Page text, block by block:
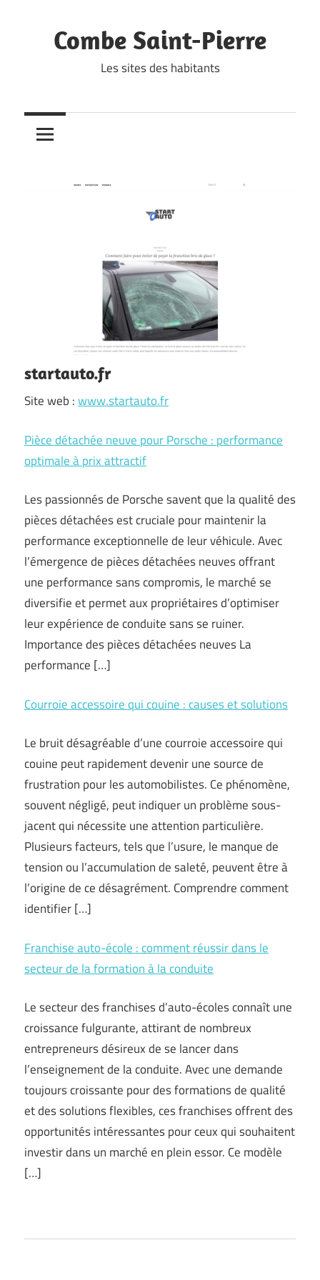
contentCombe Saint-Pierre
Les sites des habitants
startauto.fr
Site web :www.startauto.fr
Pièce détachée neuve pour Porsche : performance
optimale à prix attractif
Les passionnés de Porsche savent que la qualité des
pièces détachées est cruciale pour maintenir la
performance exceptionnelle de leur véhicule. Avec
l’émergence de pièces détachées neuves offrant
une performance sans compromis, le marché se
diversifie et permet aux propriétaires d’optimiser
leur expérience de conduite sans se ruiner.
Importance des pièces détachées neuves La
performance […]
Courroie accessoire qui couine : causes et solutions
Le bruit désagréable d’une courroie accessoire qui
couine peut rapidement devenir une source de
frustration pour les automobilistes. Ce phénomène,
souvent négligé, peut indiquer un problème sous-
jacent qui nécessite une attention particulière.
Plusieurs facteurs, tels que l’usure, le manque de
tension ou l’accumulation de saleté, peuvent être à
l’origine de ce désagrément. Comprendre comment
identifier […]
Franchise auto-école : comment réussir dans le
secteur de la formation à la conduite
Le secteur des franchises d’auto-écoles connaît une
croissance fulgurante, attirant de nombreux
entrepreneurs désireux de se lancer dans
l’enseignement de la conduite. Avec une demande
toujours croissante pour des formations de qualité
et des solutions flexibles, ces franchises offrent des
opportunités intéressantes pour ceux qui souhaitent
investir dans un marché en plein essor. Ce modèle
[…]